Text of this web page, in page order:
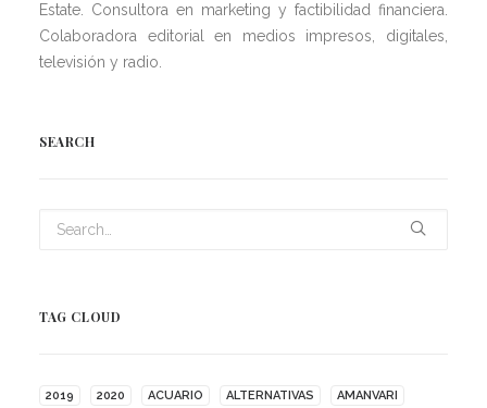
Estate. Consultora en marketing y factibilidad financiera.
Colaboradora editorial en medios impresos, digitales,
televisión y radio.
SEARCH
TAG CLOUD
2019 2020 ACUARIO ALTERNATIVAS AMANVARI